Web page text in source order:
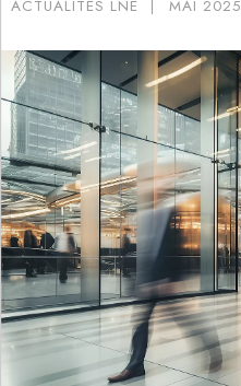
ACTUALITÉS LNE MAI 2025